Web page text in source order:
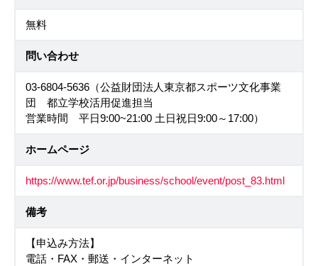
無料
問い合わせ
03-6804-5636（公益財団法人東京都スポーツ文化事業
団 都立学校活用促進担当
営業時間 平日9:00~21:00 土日祝日9:00～17:00）
ホームページ
https://www.tef.or.jp/business/school/event/post_83.html
備考
【申込み方法】
電話・FAX・郵送・インターネット